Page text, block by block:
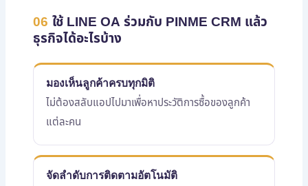
06 ใช้ LINE OA ร่วมกับ PINME CRM แล้ว
ธุรกิจได้อะไรบ้าง
มองเห็นลูกค้าครบทุกมิติ
ไม่ต้องสลับแอปไปมาเพื่อหาประวัติการซื้อของลูกค้า
แต่ละคน
จัดลำดับการติดตามอัตโนมัติ